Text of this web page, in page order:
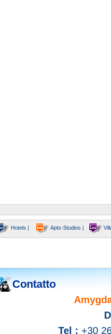
Hotels | Apts-Studios |
Contatto
Tel : +30